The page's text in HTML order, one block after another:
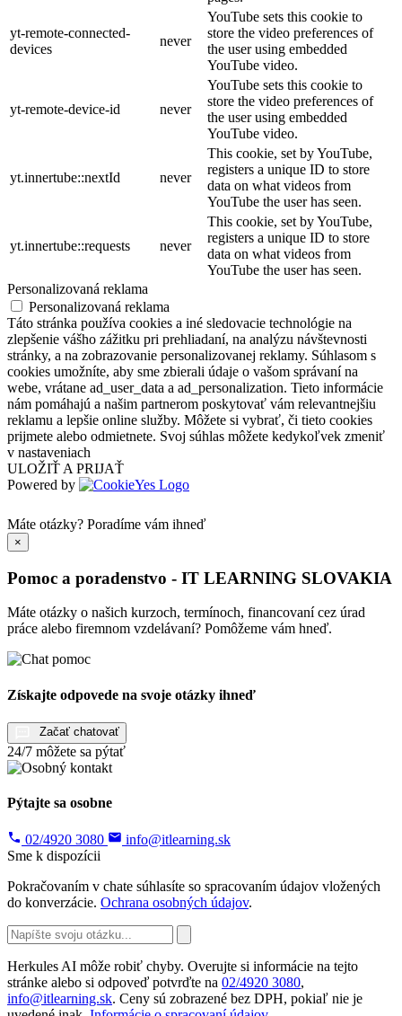
yt-remote-connected-
devices
never
YouTube sets this cookie to
store the video preferences of
the user using embedded
YouTube video.
yt-remote-device-id never
YouTube sets this cookie to
store the video preferences of
the user using embedded
YouTube video.
yt.innertube::nextId never
This cookie, set by YouTube,
registers a unique ID to store
data on what videos from
YouTube the user has seen.
yt.innertube::requests never
This cookie, set by YouTube,
registers a unique ID to store
data on what videos from
YouTube the user has seen.
Personalizovaná reklama
Personalizovaná reklama
Táto stránka používa cookies a iné sledovacie technológie na
zlepšenie vášho zážitku pri prehliadaní, na analýzu návštevnosti
stránky, a na zobrazovanie personalizovanej reklamy. Súhlasom s
cookies umožníte, aby sme zbierali údaje o vašom správaní na
webe, vrátane ad_user_data a ad_personalization. Tieto informácie
nám pomáhajú a našim partnerom poskytovať vám relevantnejšiu
reklamu a lepšie online služby. Môžete si vybrať, či tieto cookies
prijmete alebo odmietnete. Svoj súhlas môžete kedykoľvek zmeniť
v nastaveniach
ULOŽIŤ A PRIJAŤ
Powered by
Máte otázky? Poradíme vám ihneď
×
Pomoc a poradenstvo - IT LEARNING SLOVAKIA
Máte otázky o našich kurzoch, termínoch, financovaní cez úrad
práce alebo firemnom vzdelávaní? Pomôžeme vám hneď.
Získajte odpovede na svoje otázky ihneď
Začať chatovať
24/7 môžete sa pýtať
Pýtajte sa osobne
02/4920 3080
info@itlearning.sk
Sme k dispozícii
Pokračovaním v chate súhlasíte so spracovaním údajov vložených
do konverzácie. Ochrana osobných údajov.
Herkules AI môže robiť chyby. Overujte si informácie na tejto
stránke alebo si odpoveď potvrďte na 02/4920 3080,
info@itlearning.sk. Ceny sú zobrazené bez DPH, pokiaľ nie je